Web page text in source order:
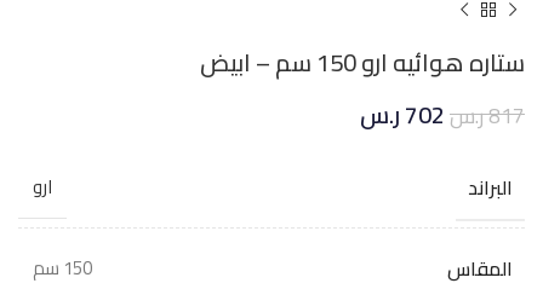
ستاره هوائيه ارو 150 سم – ابيض
817ر.س702ر.س
البراند ارو
المقاس
150 سم